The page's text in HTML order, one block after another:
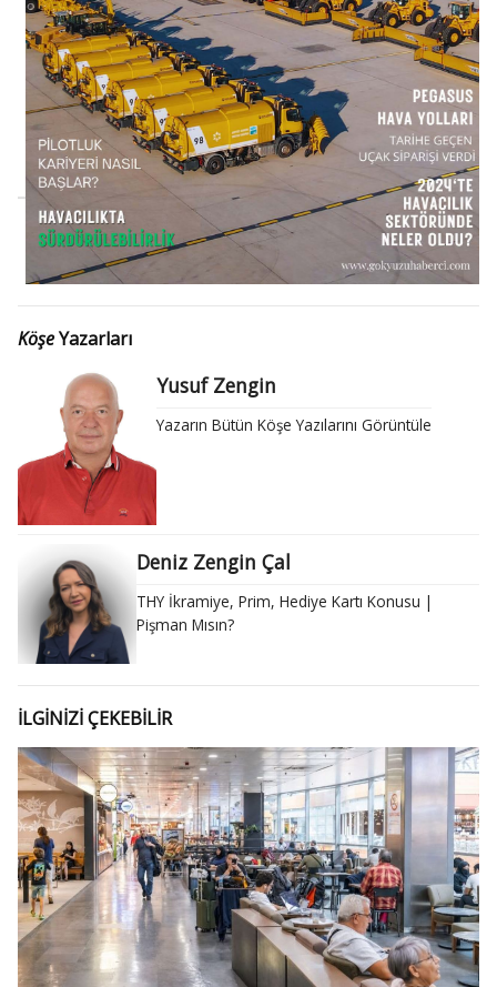
KöşeYazarları
Yusuf Zengin
Yazarın Bütün Köşe Yazılarını Görüntüle
Deniz Zengin Çal
THY İkramiye, Prim, Hediye Kartı Konusu |
Pişman Mısın?
İLGİNİZİ ÇEKEBİLİR